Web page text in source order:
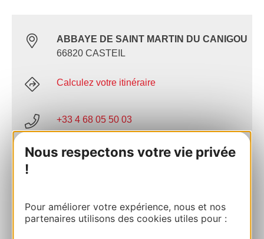
Nous respectons votre vie privée
!
Pour améliorer votre expérience, nous et nos
partenaires utilisons des cookies utiles pour :
ABBAYE DE SAINT MARTIN DU CANIGOU
66820 CASTEIL
Calculez votre itinéraire
+33 4 68 05 50 03
E-mail